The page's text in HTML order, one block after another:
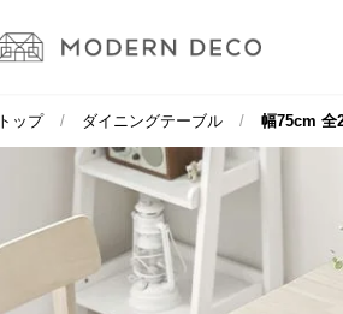
トップ ダイニングテーブル 幅75cm 全